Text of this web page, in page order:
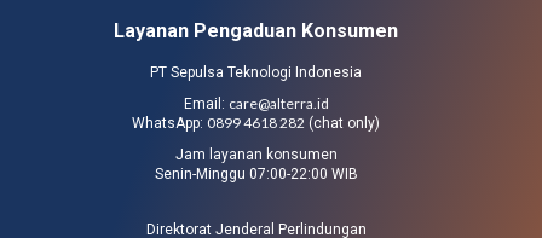
Layanan Pengaduan Konsumen
PT Sepulsa Teknologi Indonesia
Email: care@alterra.id
WhatsApp: 0899 4618 282 (chat only)
Jam layanan konsumen
Senin-Minggu 07:00-22:00 WIB
Direktorat Jenderal Perlindungan